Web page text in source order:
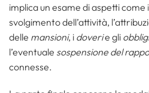
implica un esame di aspetti come
svolgimento dell’attività,
delle mansioni, i doverie gli
l’eventuale sospensione del
connesse.